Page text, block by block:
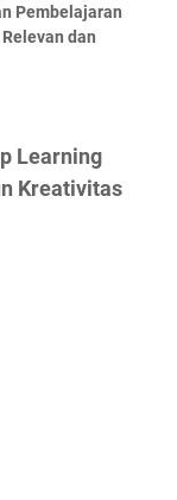
Pembelajaran
dan
Learning
Kreativitas